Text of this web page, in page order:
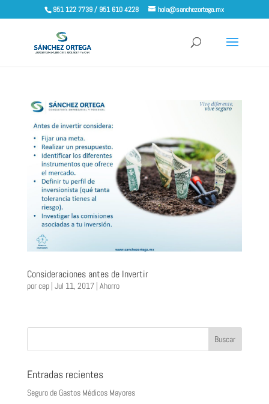
951 122 7739 / 951 610 4228 hola@sanchezortega.mx
Consideraciones antes de Invertir
porcep| Jul 11, 2017| Ahorro
Entradas recientes
Seguro de Gastos Médicos Mayores